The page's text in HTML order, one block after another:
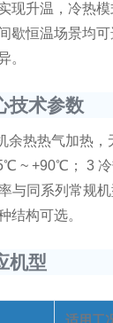
现升温，冷热
歇恒温场景均
。
技术参数
余热热气加热，
~ +90℃； 3
与同系列常规
结构可选。
机型
适用工